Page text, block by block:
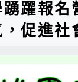
躍報
促進社